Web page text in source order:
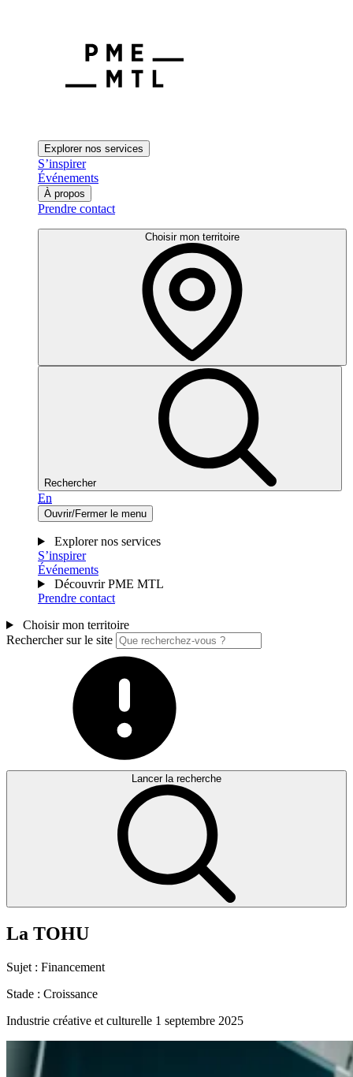
Explorer nos services
S’inspirer
Événements
À propos
Prendre contact
Choisir mon territoire
Rechercher
En
Ouvrir/Fermer le menu
Explorer nos services
S’inspirer
Événements
Découvrir PME MTL
Prendre contact
Choisir mon territoire
Rechercher sur le site
Lancer la recherche
La TOHU
Sujet : Financement
Stade : Croissance
Industrie créative et culturelle 1 septembre 2025